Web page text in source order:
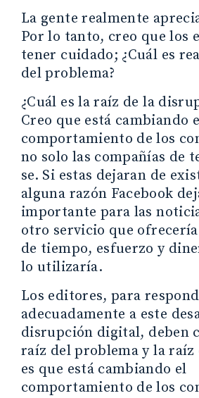
La gente realmente
Por lo tanto, creo que los
tener cuidado; ¿Cuál es
del problema?
¿Cuál es la raíz de la
Creo que está cambiando
comportamiento de los
no solo las compañías de
se. Si estas dejaran de
alguna razón Facebook
importante para las
otro servicio que
de tiempo, esfuerzo y
lo utilizaría.
Los editores, para
adecuadamente a este
disrupción digital, deben
raíz del problema y la
es que está cambiando el
comportamiento de los